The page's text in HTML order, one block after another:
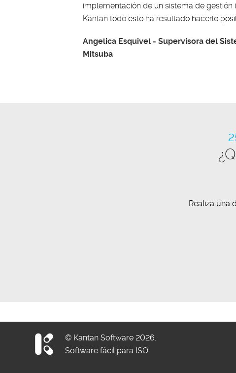
implementación de un sistema de
Kantan todo esto ha resultado hacerlo
Angelica Esquivel - Supervisora del
Mitsuba
Realiza una
© Kantan Software 2026.
Software fácil para ISO